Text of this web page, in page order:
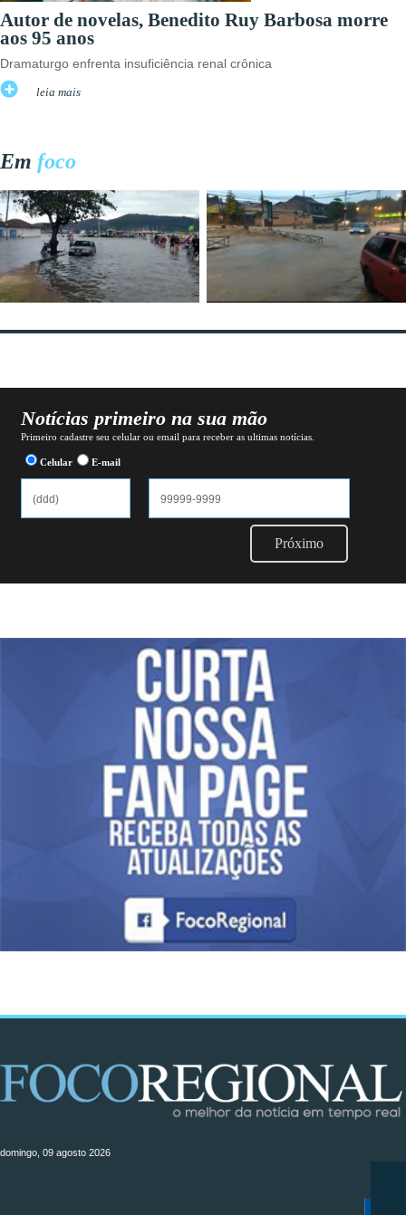
Autor de novelas, Benedito Ruy Barbosa morre
aos 95 anos
Dramaturgo enfrenta insuficiência renal crônica
leia mais
Em foco
Notícias primeiro na sua mão
Primeiro cadastre seu celular ou email para receber as ultimas notícias.
Celular E-mail
Próximo
domingo, 09 agosto 2026